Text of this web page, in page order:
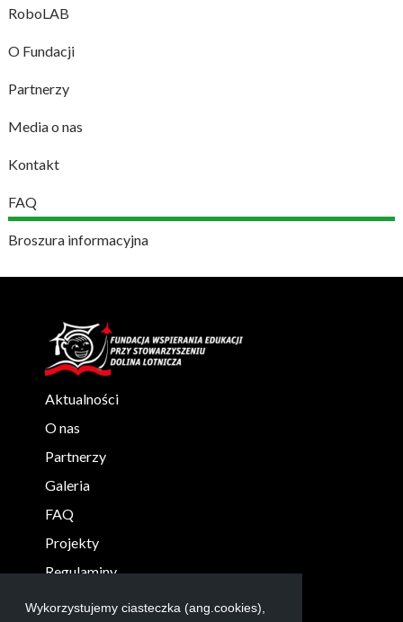
Wykorzystujemy ciasteczka (ang.cookies),
RoboLAB
O Fundacji
Partnerzy
Media o nas
Kontakt
FAQ
Broszura informacyjna
Aktualności
O nas
Partnerzy
Galeria
FAQ
Projekty
Regulaminy
KONTAKT